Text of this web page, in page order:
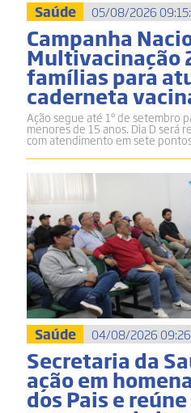
Saúde 05/08/2026
Campanha
Multivacinação
famílias para
caderneta
Ação segue até 1º de setembro
menores de 15 anos. Dia D será
com atendimento em sete
Saúde 04/08/2026
Secretaria da
ação em
dos Pais e